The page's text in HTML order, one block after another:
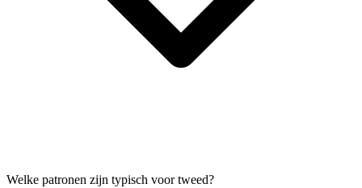
Welke patronen zijn typisch voor tweed?